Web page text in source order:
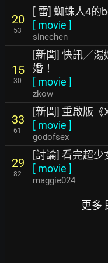
20
53
[ 雷] 蜘蛛人4的
[ movie ]
sinechen
15
30
[新聞] 快訊／
婚！
[ movie ]
zkow
33
61
[新聞] 重啟版《
[ movie ]
godofsex
29
82
[討論] 看完超
[ movie ]
maggie024
更多